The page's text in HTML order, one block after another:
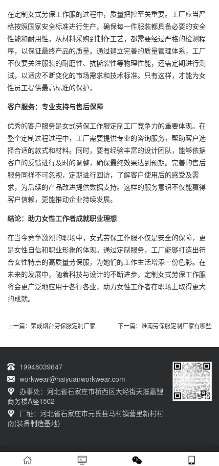
在定制女式劳保工作服的过程中，质量把控至关重要。工厂应当严
格按照国家安全标准进行生产，确保每一件服装都具备必要的安全
性能和耐用性。从材料采购到制作工艺，都需要经过严格的检测程
序，以保证最终产品的质量。通过建立完善的质量管理体系，工厂
不仅要关注服装的耐磨性、抗撕裂性等物理性能，还需定期进行测
试，以适应不断变化的市场需求和技术标准。只有这样，才能为女
性员工提供最高标准的保护。
客户服务：专业支持与售后保障
优秀的客户服务是女式劳保工作服定制工厂竞争力的重要体现。在
整个定制过程过程中，工厂需要提供专业的咨询服务，帮助客户选
择合适的款式和材料。同时，要有经验丰富的设计团队，能够依据
客户的反馈进行及时的调整，确保最终效果达到预期。完善的售后
服务同样不可忽视，定期进行回访，了解客户使用后的感受及需
求，为后续的产品改进提供数据支持。这样的服务意识不仅能赢得
客户信赖，更能推动企业持续发展。
结论：助力女性工作者成就职业理想
在当今竞争激烈的职场中，女式劳保工作服不仅是安全的保障，更
是女性自信和职业形象的体现。通过定制服务，工厂能够打造出符
合女性特点的高质量劳保服，为她们的工作生活增添一份色彩。在
未来的发展中，随着科技与设计的不断进步，定制女式劳保工作服
将会更广泛地应用于各行各业，助力女性工作者在职场上取得更大
的成就。
上一篇： 荣成烟台劳保服定制厂家 下一篇： 淮南劳保服定制厂家有哪些
19948039647
workwear@haiyuanworkwear.com
办事处：河北省石家庄市桥西区大经街天滋嘉鲤
商务楼A座1502
厂址：河北省石家庄市元氏县马村镇营里新村村
南(装备制造基地)
20230601001版权归石家庄海源劳保有限公司所有 网站备案号：
冀ICP备